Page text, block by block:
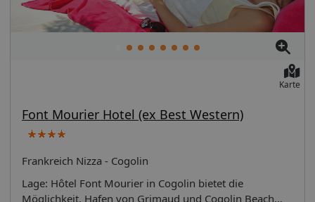
Karte
Font Mourier Hotel (ex Best Western)
Frankreich Nizza - Cogolin
Lage: Hôtel Font Mourier in Cogolin bietet die
Möglichkeit, Hafen von Grimaud und Cogolin Beach